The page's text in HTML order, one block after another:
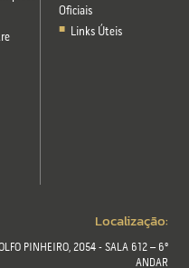
Oficiais
Links Úteis
Localização:
PINHEIRO, 2054 - SALA 612 – 6º
ANDAR